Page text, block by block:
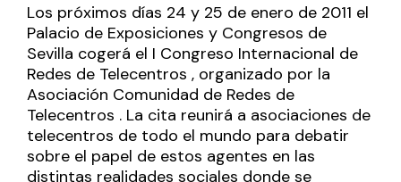
Los próximos días 24 y 25 de enero de 2011 el
Palacio de Exposiciones y Congresos de
Sevilla cogerá el I Congreso Internacional de
Redes de Telecentros , organizado por la
Asociación Comunidad de Redes de
Telecentros . La cita reunirá a asociaciones de
telecentros de todo el mundo para debatir
sobre el papel de estos agentes en las
distintas realidades sociales donde se